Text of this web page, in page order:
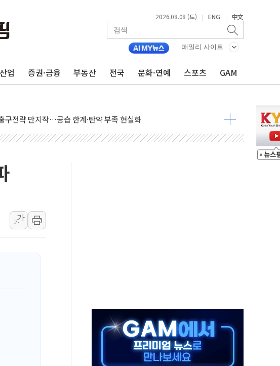
2026.08.08 (토) | ENG | 中文
패밀리 사이트
산업 증권·금융 부동산 전국 문화·연예 스포츠 GAM
제주·인천 경선서 정청래에 승리...47.75% vs 42.08%
제주·인천 경선 결과 발표...김민석 47.75% 정청래 42.08%
제주 경선 결과 발표...김민석 52.64% 정청래 39.89% 송영길 7.47%
척 시간당 최대 50㎜ 폭우…강원 동해안 강한 비 이어져
다 참변…60대 환경미화원 수거차에 치여 사망
혼 때문에 손해 보는 일 없게"…'결혼 페널티' 22개 과제 손본다
갯벌서 해루질 중 실종 60대 나흘만에 숨진 채 발견
툼 중 어머니 흉기 살해 10대 아들 체포
파트 부양, 수도 베이징도 부동산 규제 철폐
계곡서 수위 상승으로 피서객 7명 고립…전원 구조
가
가